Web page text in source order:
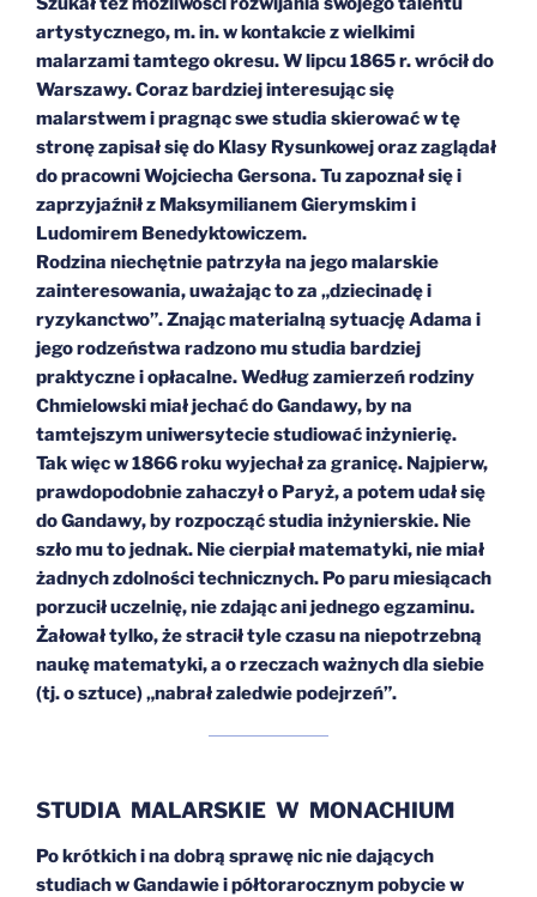
artystycznego, m. in. w kontakcie z wielkimi
malarzami tamtego okresu. W lipcu 1865 r. wrócił do
Warszawy. Coraz bardziej interesując się
malarstwem i pragnąc swe studia skierować w tę
stronę zapisał się do Klasy Rysunkowej oraz zaglądał
do pracowni Wojciecha Gersona. Tu zapoznał się i
zaprzyjaźnił z Maksymilianem Gierymskim i
Ludomirem Benedyktowiczem.
Rodzina niechętnie patrzyła na jego malarskie
zainteresowania, uważając to za „dziecinadę i
ryzykanctwo”. Znając materialną sytuację Adama i
jego rodzeństwa radzono mu studia bardziej
praktyczne i opłacalne. Według zamierzeń rodziny
Chmielowski miał jechać do Gandawy, by na
tamtejszym uniwersytecie studiować inżynierię.
Tak więc w 1866 roku wyjechał za granicę. Najpierw,
prawdopodobnie zahaczył o Paryż, a potem udał się
do Gandawy, by rozpocząć studia inżynierskie. Nie
szło mu to jednak. Nie cierpiał matematyki, nie miał
żadnych zdolności technicznych. Po paru miesiącach
porzucił uczelnię, nie zdając ani jednego egzaminu.
Żałował tylko, że stracił tyle czasu na niepotrzebną
naukę matematyki, a o rzeczach ważnych dla siebie
(tj. o sztuce) „nabrał zaledwie podejrzeń”.
STUDIA MALARSKIE W MONACHIUM
Po krótkich i na dobrą sprawę nic nie dających
studiach w Gandawie i półtorarocznym pobycie w